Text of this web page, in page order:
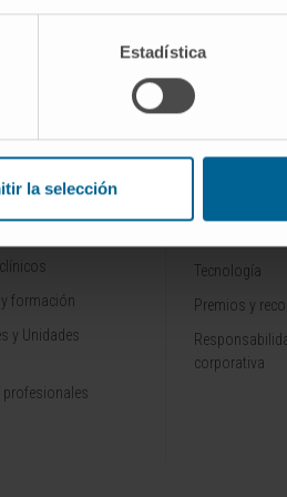
Estadística
la selección
Y
y formación
y Unidades
profesionales
Tecnología
Premios y
corporativa